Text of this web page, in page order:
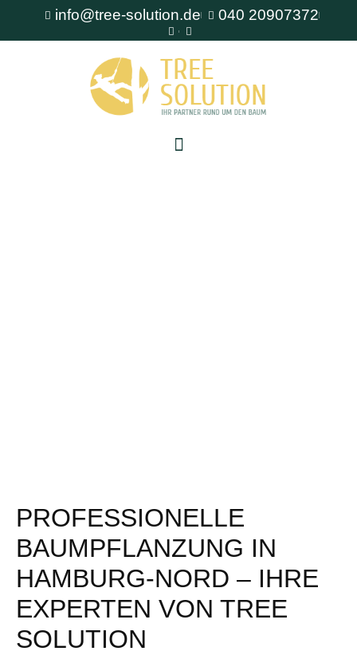
info@tree-solution.de 040 20907372
PROFESSIONELLE
BAUMPFLANZUNG IN
HAMBURG-NORD – IHRE
EXPERTEN VON TREE
SOLUTION